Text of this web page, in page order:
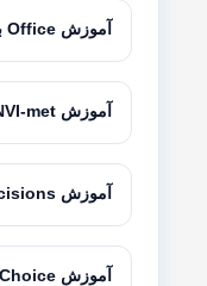
آموزش Office برای دانشجویان و پژوهشگران
آموزش ENVI-met برای شبیه‌سازی محیط شهری
آموزش Super Decisions برای تحلیل ANP